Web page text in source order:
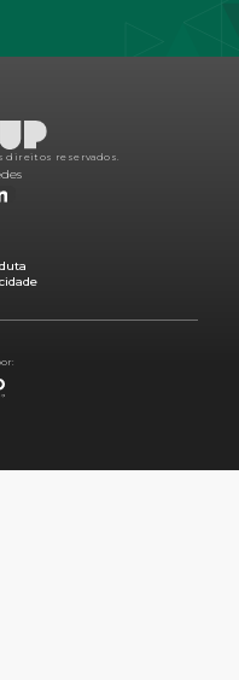
direitos reservados.